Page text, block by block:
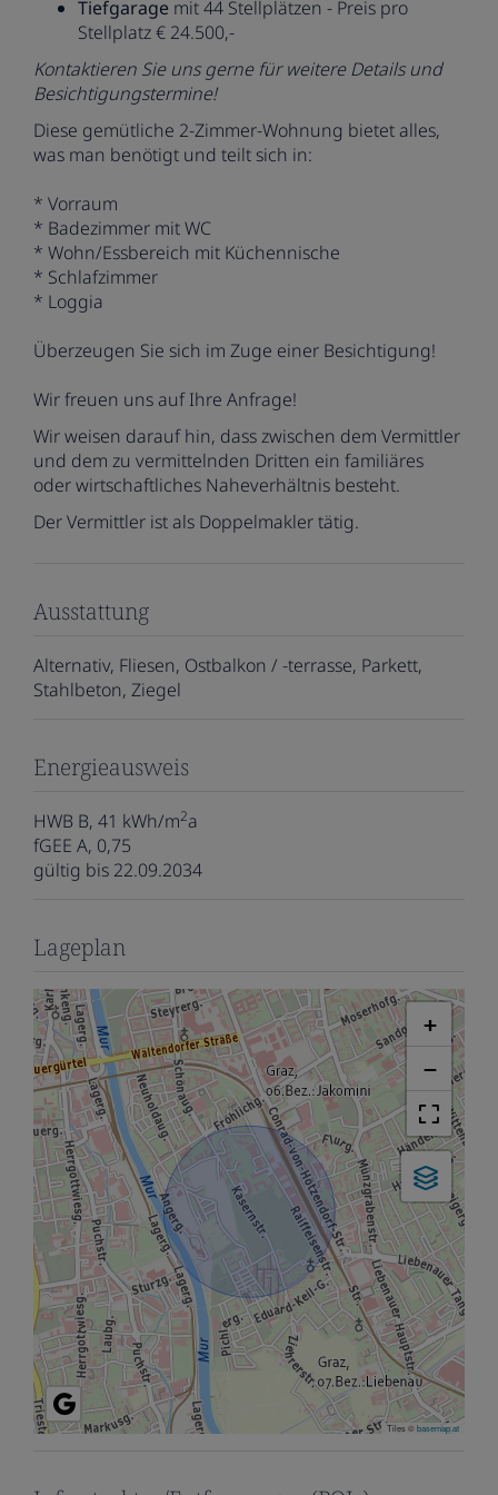
Tiefgarage mit 44 Stellplätzen - Preis pro
Stellplatz € 24.500,-
Kontaktieren Sie uns gerne für weitere Details und
Besichtigungstermine!
Diese gemütliche 2-Zimmer-Wohnung bietet alles,
was man benötigt und teilt sich in:
* Vorraum
* Badezimmer mit WC
* Wohn/Essbereich mit Küchennische
* Schlafzimmer
* Loggia
Überzeugen Sie sich im Zuge einer Besichtigung!
Wir freuen uns auf Ihre Anfrage!
Wir weisen darauf hin, dass zwischen dem Vermittler
und dem zu vermittelnden Dritten ein familiäres
oder wirtschaftliches Naheverhältnis besteht.
Der Vermittler ist als Doppelmakler tätig.
Ausstattung
Alternativ Fliesen Ostbalkon / -terrasse Parkett
Stahlbeton Ziegel
Energieausweis
HWB B, 41 kWh/m2a
fGEE A, 0,75
gültig bis 22.09.2034
Lageplan
+
−
Tiles ©basemap.at